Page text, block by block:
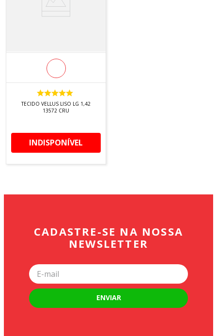
TECIDO VELLUS LISO LG 1,42
13572 CRU
INDISPONÍVEL
CADASTRE-SE NA NOSSA
NEWSLETTER
ENVIAR